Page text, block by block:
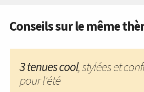
Conseils sur le même
3 tenues cool, stylées et
pour l'été